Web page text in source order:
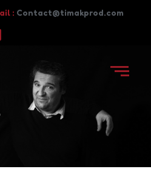
: Contact@timakprod.com